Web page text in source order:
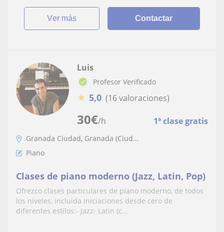
ver más Contactar
30€/h 1ª clase gratis
Luis
Profesor Verificado
★ 5,0 (16 valoraciones)
Granada Ciudad, Granada (Ciud...
Piano
Clases de piano moderno (Jazz, Latin, Pop)
Ofrezco clases particulares de piano moderno, de todos
los niveles, incluida iniciaciones desde cero de
diferentes estilos:- Jazz- Latin (c...